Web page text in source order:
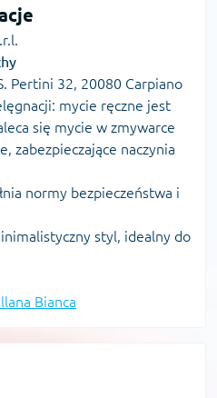
Pertini 32, 20080 Carpiano
mycie ręczne jest
się mycie w zmywarce
zabezpieczające naczynia
normy bezpieczeństwa i
styl, idealny do
Bianca